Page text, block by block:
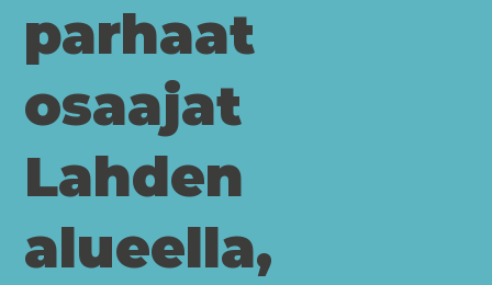
parhaat
osaajat
Lahden
alueella,